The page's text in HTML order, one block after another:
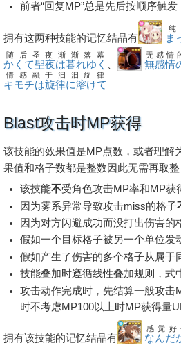
前者“回复MP”总是先后按顺序触
拥有这两种技能的记忆结晶有 ま
かくて聖夜は暮れゆく
随后圣夜渐渐落幕
無感情
无感情
キモチは旋律に溶けて
情感融于汩汩旋律
Blast攻击时MP获得
该技能的效果值是MP点数，或者理
果值和格子数都是整数因此无需再取
该技能不受角色攻击MP率和MP获
因为雾系异常导致攻击miss的格子
因为对方闪避成功而没打出伤害的
假如一个目标格子被另一个单位发
假如产生了伤害的多个格子从属
技能叠加时遵循线性叠加规则，式
攻击动作完成时，先结算一般攻击
时不考虑MP100以上时MP获得量
拥有该技能的记忆结晶有 なんだ
感觉